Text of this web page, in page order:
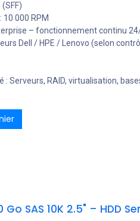
000 RPM
– fonctionnement continu
Dell / HPE / Lenovo (selon
: Serveurs, RAID, virtualisation,
Go SAS 10K 2.5" – HDD